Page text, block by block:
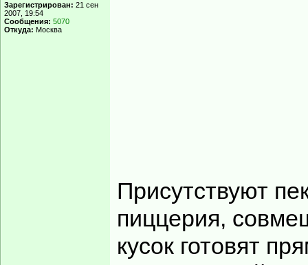
Зарегистрирован: 21 сен
2007, 19:54
Сообщения: 5070
Откуда: Москва
Присутствуют
пиццерия,
кусок готовят